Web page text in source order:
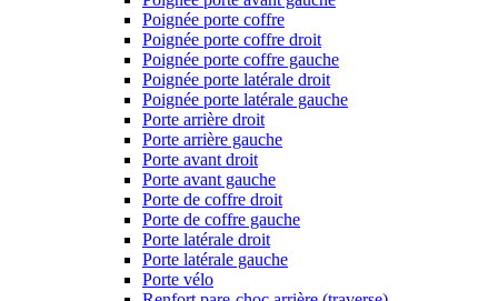
Poignée porte coffre
Poignée porte coffre droit
Poignée porte coffre gauche
Poignée porte latérale droit
Poignée porte latérale gauche
Porte arrière droit
Porte arrière gauche
Porte avant droit
Porte avant gauche
Porte de coffre droit
Porte de coffre gauche
Porte latérale droit
Porte latérale gauche
Porte vélo